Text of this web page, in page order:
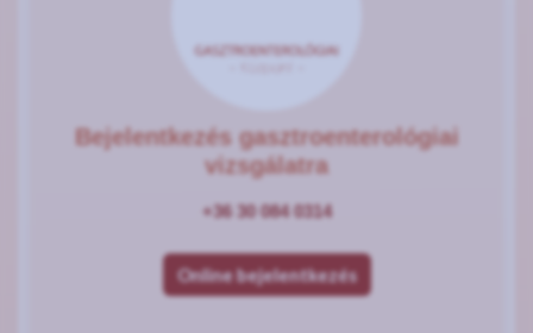
Bejelentkezés gasztroenterológiai
vizsgálatra
+36 30 084 0314
Online bejelentkezés